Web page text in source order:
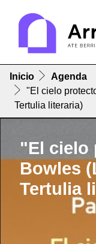
Inicio
Agenda
"El cielo
Tertulia literaria)
"El cielo
Bowles
Tertulia